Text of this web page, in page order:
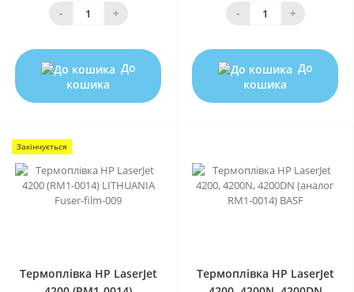
- +
До
кошика
- +
До
кошика
Закінчується
Термоплівка HP LaserJet
Термоплівка HP LaserJet